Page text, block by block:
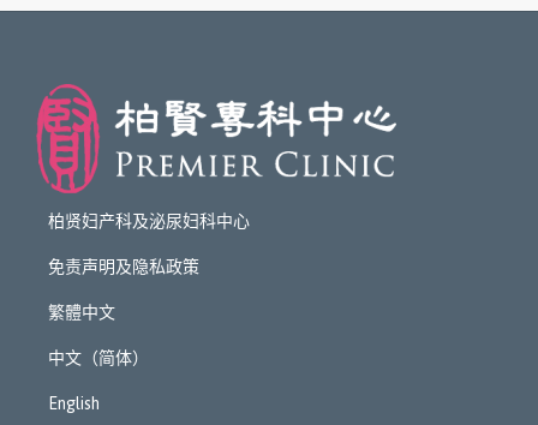
柏贤妇产科及泌尿妇科中心
免责声明及隐私政策
繁體中文
中文（简体）
English